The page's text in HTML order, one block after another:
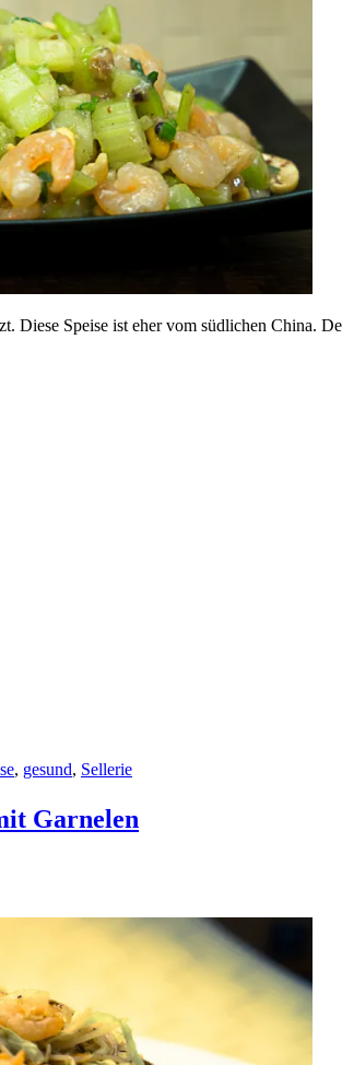
Diese Speise ist eher vom südlichen China.
, gesund, Sellerie
Garnelen